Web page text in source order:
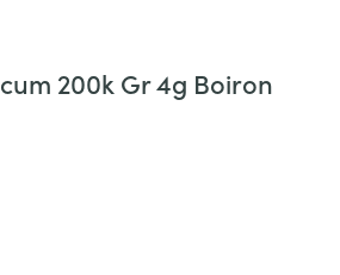
200k Gr 4g Boiron